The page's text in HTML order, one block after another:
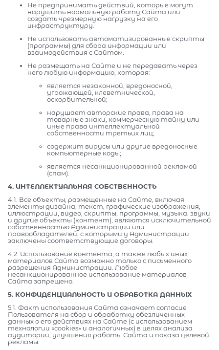
Не предпринимать действий, которые могут
нарушить нормальную работу Сайта или
создать чрезмерную нагрузку на его
инфраструктуру.
Не использовать автоматизированные скрипты
(программы) для сбора информации или
взаимодействия с Сайтом.
Не размещать на Сайте и не передавать через
него любую информацию, которая:
является незаконной, вредоносной,
угрожающей, клеветнической,
оскорбительной;
нарушает авторские права, права на
товарные знаки, коммерческую тайну или
иные права интеллектуальной
собственности третьих лиц;
содержит вирусы или другие вредоносные
компьютерные коды;
является несанкционированной рекламой
(спам).
4. ИНТЕЛЛЕКТУАЛЬНАЯ СОБСТВЕННОСТЬ
4.1. Все объекты, размещенные на Сайте, включая
элементы дизайна, текст, графические изображения,
иллюстрации, видео, скрипты, программы, музыка, звуки
и другие объекты (контент), являются исключительной
собственностью Администрации или
правообладателей, с которыми у Администрации
заключены соответствующие договоры.
4.2. Использование контента, а также любых иных
материалов Сайта возможно только с письменного
разрешения Администрации. Любое
несанкционированное использование материалов
Сайта запрещено.
5. КОНФИДЕНЦИАЛЬНОСТЬ И ОБРАБОТКА ДАННЫХ
5.1. Факт использования Сайта означает согласие
Пользователя на сбор и обработку обезличенных
данных о его действиях на Сайте (с использованием
технологии «cookies» и аналогичных) в целях анализа
аудитории, улучшения работы Сайта и показа целевой
рекламы.